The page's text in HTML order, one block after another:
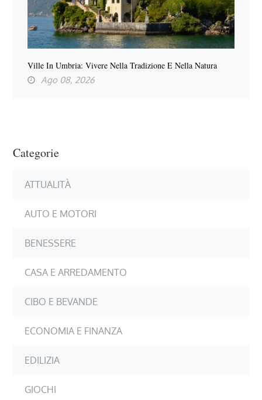
Ville In Umbria: Vivere Nella Tradizione E Nella Natura
Ago 08, 2026
Categorie
ATTUALITÀ
AUTO E MOTORI
BENESSERE
CASA E ARREDAMENTO
CIBO E BEVANDE
ECONOMIA E FINANZA
EDILIZIA
GIOCHI